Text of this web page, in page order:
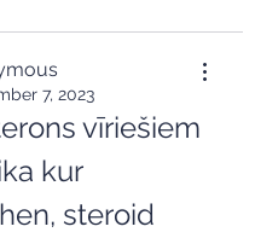
7, 2023
vīriešiem
kur
steroid